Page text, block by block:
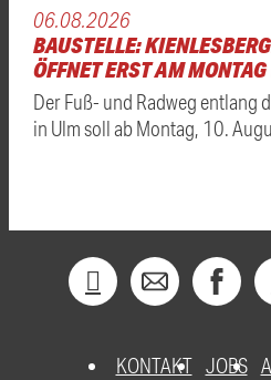
06.08.2026
BAUSTELLE:
ÖFFNET ERST AM
Der Fuß- und Radweg entlang
in Ulm soll ab Montag, 10.
KONTAKT JOBS